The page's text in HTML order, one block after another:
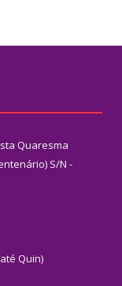
Quaresma
S/N -
Quin)